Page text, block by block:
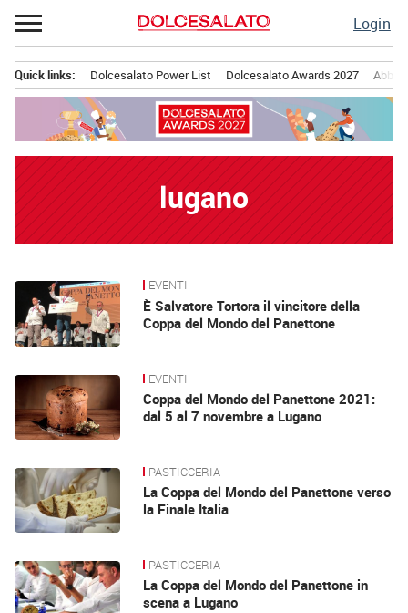
Passa
al
Login
principale
Quick links: Dolcesalato Power List Dolcesalato Awards 2027
lugano
News EVENTI
È Salvatore Tortora il vincitore della
Coppa del Mondo del Panettone
EVENTI
Coppa del Mondo del Panettone 2021:
dal 5 al 7 novembre a Lugano
PASTICCERIA
La Coppa del Mondo del Panettone verso
la Finale Italia
PASTICCERIA
La Coppa del Mondo del Panettone in
scena a Lugano